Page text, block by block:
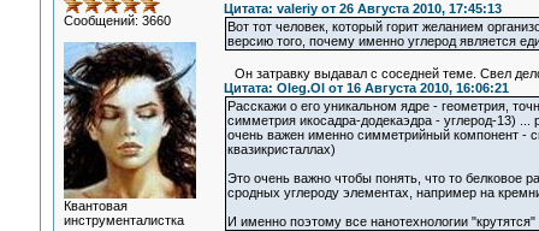
Сообщений: 3660
Квантовая
инструменталистка
Цитата: valeriy от 26 Августа 2010, 17:45:13
Вот тот человек, который горит желанием
версию того, почему именно углерод является
Он затравку выдавал с соседней теме. Свел
Цитата: Oleg.Ol от 16 Августа 2010, 16:06:21
Расскажи о его уникальном ядре - геометрия,
симметрия икосадра-додекаэдра - углерод-13)
очень важен именно симметрийный компонент -
квазикристаллах)
Это очень важно чтобы понять, что то белковое
сродных углероду элементах, например на
И именно поэтому все нанотехнологии "крутятся"